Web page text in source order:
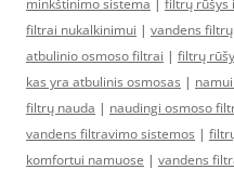
minkštinimo sistema | filtrų rūšys
filtrai nukalkinimui | vandens
atbulinio osmoso filtrai | filtrų
kas yra atbulinis osmosas |
filtrų nauda | naudingi osmoso
vandens filtravimo sistemos |
komfortui namuose | vandens